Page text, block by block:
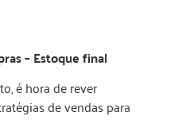
– Estoque final
é hora de rever
de vendas para